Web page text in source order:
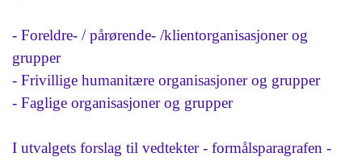
- Foreldre- / pårørende- /klientorganisasjoner og
grupper
- Frivillige humanitære organisasjoner og grupper
- Faglige organisasjoner og grupper
I utvalgets forslag til vedtekter - formålsparagrafen -